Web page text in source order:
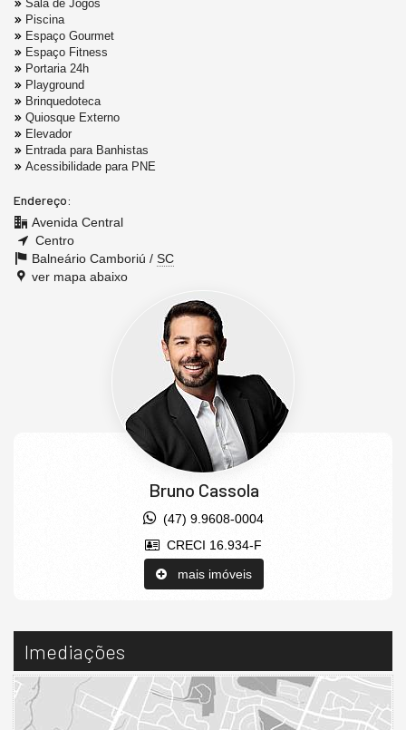
Sala de Jogos
Piscina
Espaço Gourmet
Espaço Fitness
Portaria 24h
Playground
Brinquedoteca
Quiosque Externo
Elevador
Entrada para Banhistas
Acessibilidade para PNE
Endereço:
Avenida Central
Centro
Balneário Camboriú / SC
ver mapa abaixo
Bruno Cassola
(47) 9.9608-0004
CRECI 16.934-F
mais imóveis
Imediações